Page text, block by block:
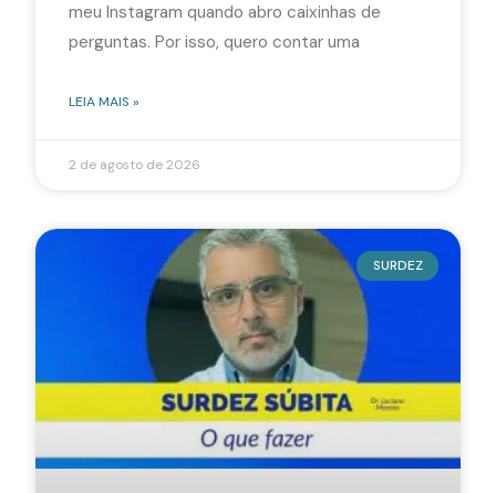
meu Instagram quando abro caixinhas de
perguntas. Por isso, quero contar uma
LEIA MAIS »
2 de agosto de 2026
SURDEZ